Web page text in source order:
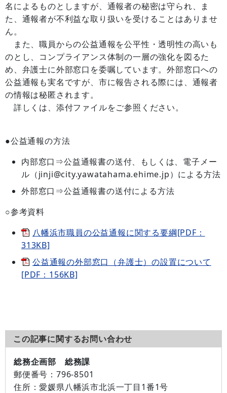
名によるものとしますが、通報者の秘密は守られ、ま
た、通報者が不利益な取り扱いを受けることはありませ
ん。
また、職員からの公益通報を公平性・透明性の高いも
のとし、コンプライアンス体制の一層の強化を図るた
め、弁護士に外部窓口を委嘱しています。外部窓口への
公益通報も実名ですが、市に報告される際には、通報者
の情報は秘匿されます。
詳しくは、添付ファイルをご参照ください。
●公益通報の方法
内部窓口⇒公益通報書の送付、もしくは、電子メー
ル（jinji@city.yawatahama.ehime.jp）による方法
外部窓口⇒公益通報書の送付による方法
○参考資料
八幡浜市職員の公益通報に関する要綱[PDF：
313KB]
公益通報の外部窓口（弁護士）の設置について
[PDF：156KB]
この記事に関するお問い合わせ
総務企画部 総務課
郵便番号： 796-8501
住所：愛媛県八幡浜市北浜一丁目1番1号